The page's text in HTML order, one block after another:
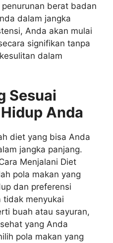
berat badan
dalam jangka
Anda akan mulai
signifikan tanpa
dalam
Sesuai
Anda
diet yang bisa Anda
jangka panjang.
Menjalani Diet
pola makan yang
dan preferensi
tidak menyukai
buah atau sayuran,
yang Anda
pola makan yang